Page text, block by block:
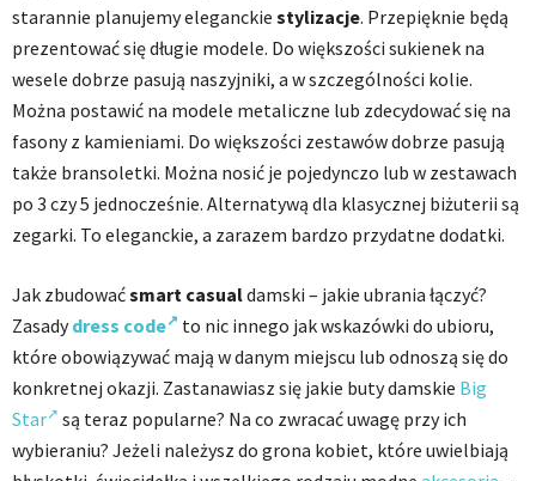
starannie planujemy eleganckie stylizacje. Przepięknie będą
prezentować się długie modele. Do większości sukienek na
wesele dobrze pasują naszyjniki, a w szczególności kolie.
Można postawić na modele metaliczne lub zdecydować się na
fasony z kamieniami. Do większości zestawów dobrze pasują
także bransoletki. Można nosić je pojedynczo lub w zestawach
po 3 czy 5 jednocześnie. Alternatywą dla klasycznej biżuterii są
zegarki. To eleganckie, a zarazem bardzo przydatne dodatki.
Jak zbudowaćsmart casualdamski – jakie ubrania łączyć?
Zasady dress code
to nic innego jak wskazówki do ubioru,
które obowiązywać mają w danym miejscu lub odnoszą się do
konkretnej okazji. Zastanawiasz się jakie buty damskie Big
Star
są teraz popularne? Na co zwracać uwagę przy ich
wybieraniu? Jeżeli należysz do grona kobiet, które uwielbiają